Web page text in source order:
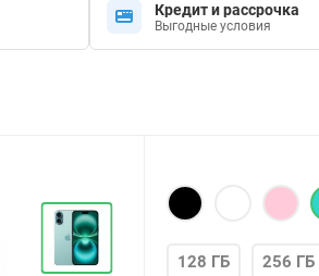
Кредит и рассрочка
Выгодные условия
128 ГБ 256 ГБ